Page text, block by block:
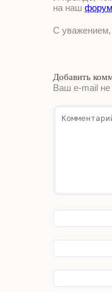
на наш форум
С
Добавить
Ваш e-mail не